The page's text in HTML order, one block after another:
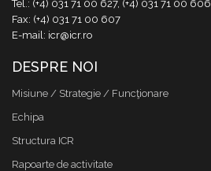
Tel.: (+4) 031 71 00 627, (+4) 031 71 00 606
Fax: (+4) 031 71 00 607
E-mail: icr@icr.ro
DESPRE NOI
Misiune / Strategie / Funcţionare
Echipa
Structura ICR
Rapoarte de activitate